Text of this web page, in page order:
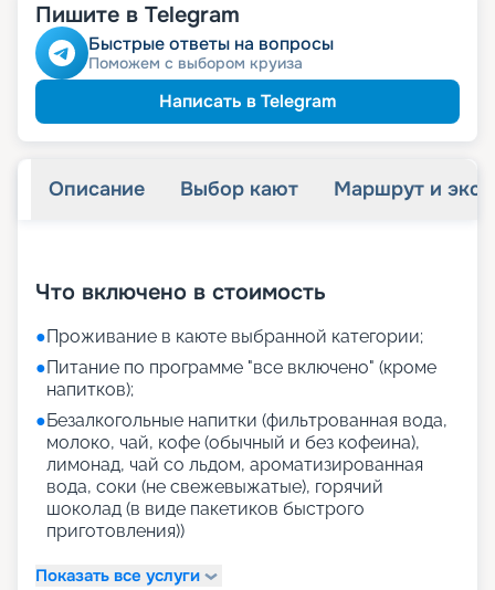
Пишите в Telegram
Быстрые ответы на вопросы
Поможем с выбором круиза
Написать в Telegram
Описание Выбор кают Маршрут и
Что включено в стоимость
●Проживание в каюте выбранной категории;
●Питание по программе "все включено" (кроме
напитков);
●Безалкогольные напитки (фильтрованная вода,
молоко, чай, кофе (обычный и без кофеина),
лимонад, чай со льдом, ароматизированная
вода, соки (не свежевыжатые), горячий
шоколад (в виде пакетиков быстрого
приготовления))
Показать все услуги